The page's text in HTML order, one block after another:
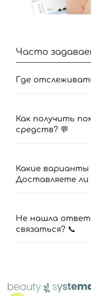
Часто
Где
Как получить
средств? 💬
Какие варианты
Доставляете ли
Не нашла
связаться? 📞